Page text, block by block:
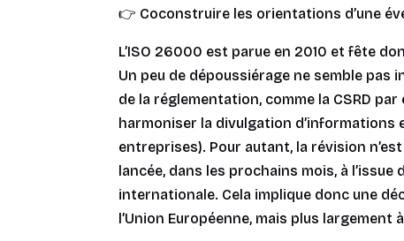
👉 Coconstruire les orientations d’une
L’ISO 26000 est parue en 2010 et fête
Un peu de dépoussiérage ne semble pas
de la réglementation, comme la CSRD par
harmoniser la divulgation d’informations
entreprises). Pour autant, la révision
lancée, dans les prochains mois, à
internationale. Cela implique donc une
l’Union Européenne, mais plus largement